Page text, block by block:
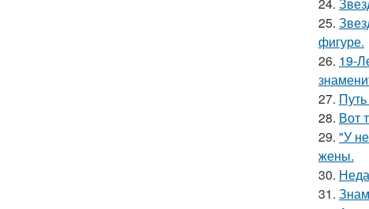
25.
фигуре.
26. 19-
27.
28. Вот
29. "У
жены.
30.
31.